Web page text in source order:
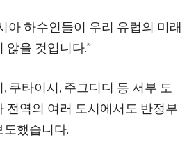
아 하수인들이 우리 유럽의 미래
을 것입니다.”
쿠타이시, 주그디디 등 서부 도
전역의 여러 도시에서도 반정부
했습니다.